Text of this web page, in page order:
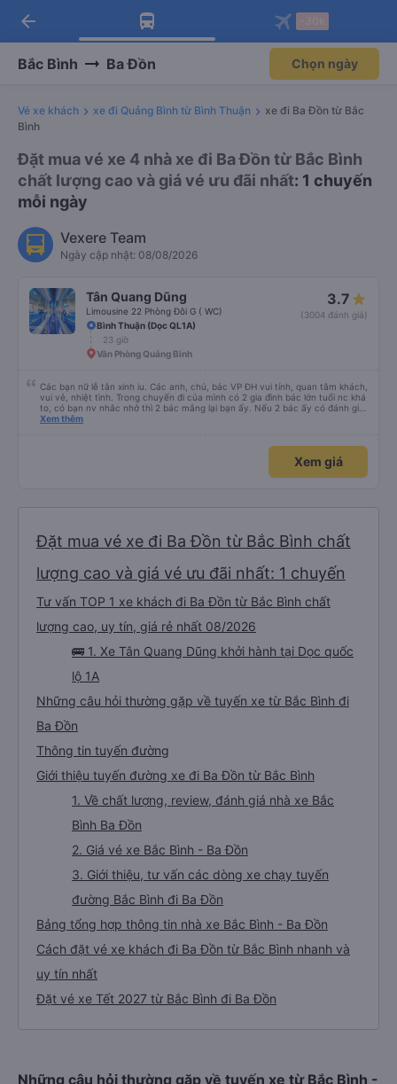
Tải app Vexere ngay!
Nhận ưu đãi thành viên độc
Mở app
Tải app Vexere
-30k/ghế khi đặt vé máy bay qua
Mở app
arrow_back
Bắc Bình Ba Đồn Chọn ngày
Vé xe khách xe đi Quảng Bình từ Bình Thuận
xe đi Ba Đồn từ Bắc
Bình
Đặt mua vé xe 4 nhà xe đi Ba Đồn từ Bắc Bình
chất lượng cao và giá vé ưu đãi nhất: 1 chuyến
mỗi ngày
Vexere Team
Ngày cập nhật: 08/08/2026
Tân Quang Dũng
Limousine 22 Phòng Đôi G ( WC)
3.7
(3004 đánh giá)
Bình Thuận (Dọc QL1A)
23 giờ
Văn Phòng Quảng Bình
Các bạn nữ lễ tân xinh iu. Các anh, chú, bác VP ĐH vui tính, quan tâm khách,
vui vẻ, nhiệt tình. Trong chuyến đi của mình có 2 gia đình bác lớn tuổi nc khá
to, có bạn nv nhắc nhở thì 2 bác mắng lại bạn ấy. Nếu 2 bác ấy có đánh giá
xấu thì mình ngược lại nha. Bạn ấy nhắc nhở rất đúng. 2 bác nói rất to. To
bạn ấy nha. Nếu bạn ấy bị trừ thì bảo bạn ấy liên hệ sđt của mình, mình hỗ
trợ ạ. Số mình đuôi 666, chuyến ĐH-NT ngày 16/1. À các bạn nữ lễ tân xinh
iu còn đổi cho mình phòng đơn sang đôi xong còn note là (một mình) yêu
Xem thêm
Xem giá
Đặt mua vé xe đi Ba Đồn từ Bắc Bình chất
lượng cao và giá vé ưu đãi nhất: 1 chuyến
Tư vấn TOP 1 xe khách đi Ba Đồn từ Bắc Bình chất
lượng cao, uy tín, giá rẻ nhất 08/2026
🚌 1. Xe Tân Quang Dũng khởi hành tại Dọc quốc
lộ 1A
Những câu hỏi thường gặp về tuyến xe từ Bắc Bình đi
Ba Đồn
Thông tin tuyến đường
Giới thiệu tuyến đường xe đi Ba Đồn từ Bắc Bình
1. Về chất lượng, review, đánh giá nhà xe Bắc
Bình Ba Đồn
2. Giá vé xe Bắc Bình - Ba Đồn
3. Giới thiệu, tư vấn các dòng xe chạy tuyến
đường Bắc Bình đi Ba Đồn
Bảng tổng hợp thông tin nhà xe Bắc Bình - Ba Đồn
Cách đặt vé xe khách đi Ba Đồn từ Bắc Bình nhanh và
uy tín nhất
Đặt vé xe Tết 2027 từ Bắc Bình đi Ba Đồn
Những câu hỏi thường gặp về tuyến xe từ Bắc Bình -